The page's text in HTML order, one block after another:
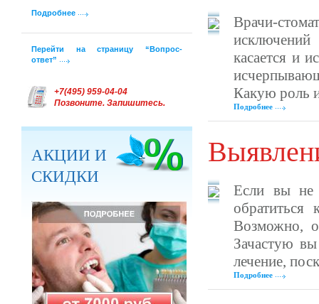
Подробнее
Перейти на страницу “Вопрос-
ответ”
+7(495) 959-04-04
Позвоните. Запишитесь.
АКЦИИ И
СКИДКИ
Врачи-
касается и
Какую роль
Подробнее
Если вы не
Возможно,
Зачастую
лечение,
Подробнее